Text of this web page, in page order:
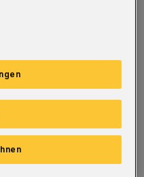
vorab im
An der Kasse
ein aktuelles
erwerben.